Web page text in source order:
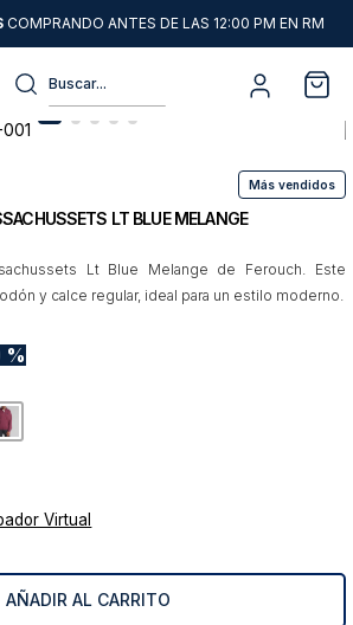
COMPRANDO ANTES DE LAS 12:00 PM EN RM
Buscar...
Más vendidos
LT BLUE MELANGE
Lt Blue Melange de Ferouch. Este
y calce regular, ideal para un estilo moderno.
%
Virtual
AÑADIR AL CARRITO